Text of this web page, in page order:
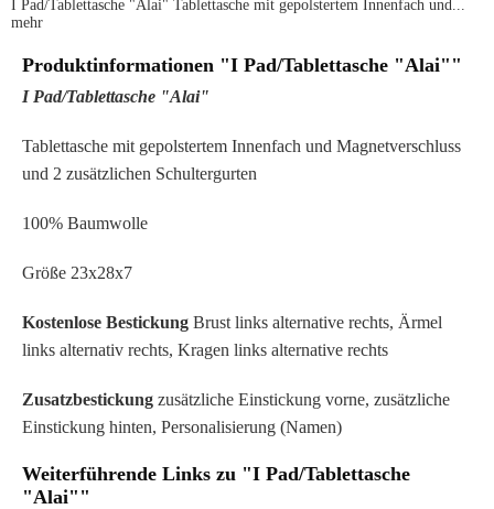
I Pad/Tablettasche "Alai" Tablettasche mit gepolstertem Innenfach und...
mehr
Produktinformationen "I Pad/Tablettasche "Alai""
I Pad/Tablettasche "Alai"
Tablettasche mit gepolstertem Innenfach und Magnetverschluss
und 2 zusätzlichen Schultergurten
100% Baumwolle
Größe 23x28x7
Kostenlose Bestickung Brust links alternative rechts, Ärmel
links alternativ rechts, Kragen links alternative rechts
Zusatzbestickung zusätzliche Einstickung vorne, zusätzliche
Einstickung hinten, Personalisierung (Namen)
Weiterführende Links zu "I Pad/Tablettasche
"Alai""